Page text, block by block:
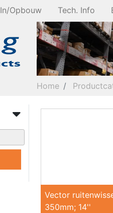
In/Opbouw Tech. Info
Home
Vector
350mm; 14''